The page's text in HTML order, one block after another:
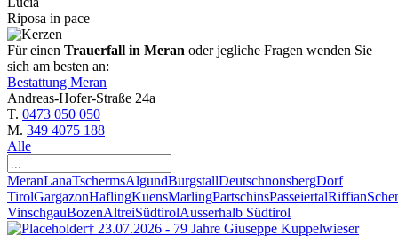
Riposa in pace
Für einen Trauerfall in Meran oder jegliche Fragen wenden Sie
sich am besten an:
Bestattung Meran
Andreas-Hofer-Straße 24a
T. 0473 050 050
M. 349 4075 188
Alle
MeranLanaTschermsAlgundBurgstallDeutschnonsbergDorf
TirolGargazonHaflingKuensMarlingPartschinsPasseiertalRiffian
VinschgauBozenAltreiSüdtirolAusserhalb Südtirol
† 23.07.2026 - 79 Jahre Giuseppe Kuppelwieser